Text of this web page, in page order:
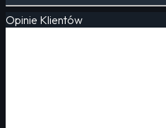
Opinie Klientów